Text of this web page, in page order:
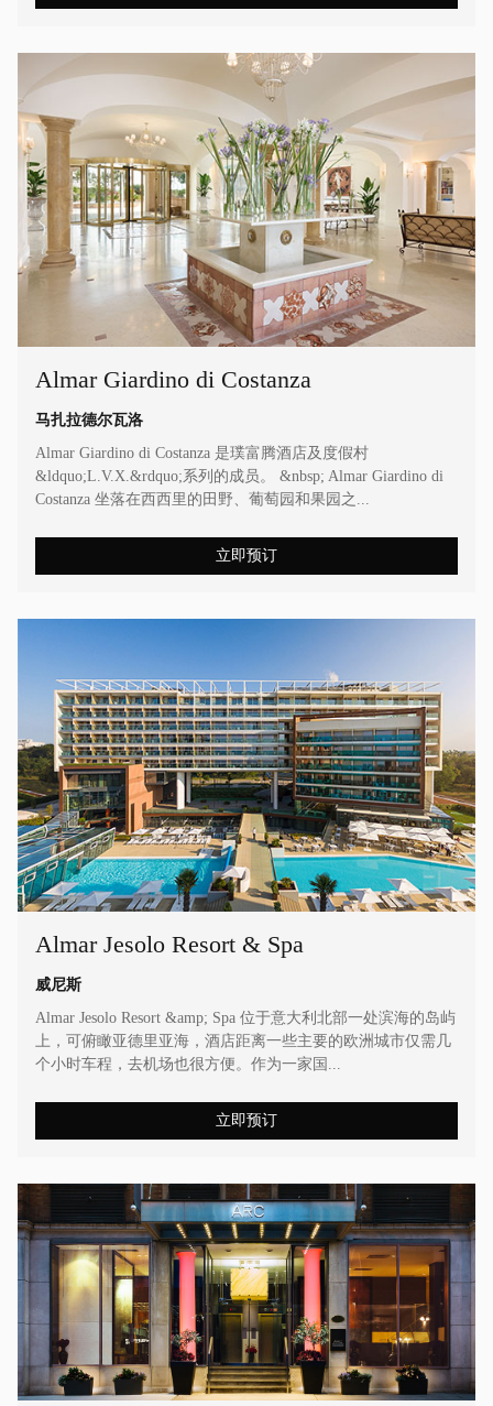
Almar Giardino di Costanza
马扎拉德尔瓦洛
Almar Giardino di Costanza 是璞富腾酒店及度假村
&ldquo;L.V.X.&rdquo;系列的成员。 &nbsp; Almar Giardino di
Costanza 坐落在西西里的田野、葡萄园和果园之...
立即预订
Almar Jesolo Resort & Spa
威尼斯
Almar Jesolo Resort &amp; Spa 位于意大利北部一处滨海的岛屿
上，可俯瞰亚德里亚海，酒店距离一些主要的欧洲城市仅需几
个小时车程，去机场也很方便。作为一家国...
立即预订